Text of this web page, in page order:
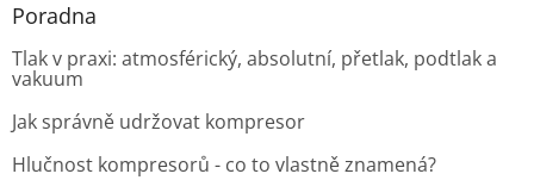
Poradna
Tlak v praxi: atmosférický, absolutní, přetlak, podtlak a
vakuum
Jak správně udržovat kompresor
Hlučnost kompresorů - co to vlastně znamená?